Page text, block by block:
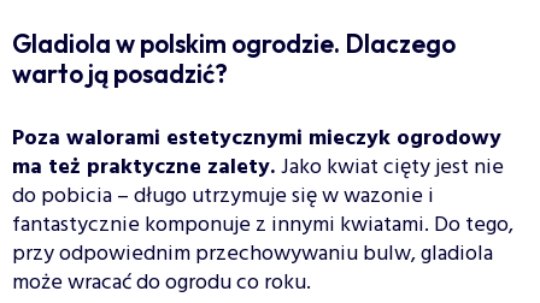
Gladiola w polskim ogrodzie. Dlaczego
warto ją posadzić?
Poza walorami estetycznymi mieczyk ogrodowy
ma też praktyczne zalety.Jako kwiat cięty jest nie
do pobicia – długo utrzymuje się w wazonie i
fantastycznie komponuje z innymi kwiatami. Do tego,
przy odpowiednim przechowywaniu bulw, gladiola
może wracać do ogrodu co roku.